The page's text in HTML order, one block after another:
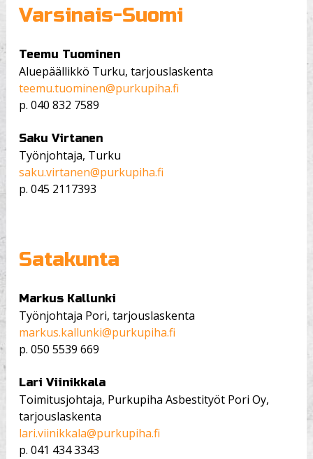
Varsinais-Suomi
Teemu Tuominen
Aluepäällikkö Turku, tarjouslaskenta
teemu.tuominen@purkupiha.fi
p.040 832 7589
Saku Virtanen
Työnjohtaja, Turku
saku.virtanen@purkupiha.fi
p.045 2117393
Satakunta
Markus Kallunki
Työnjohtaja Pori, tarjouslaskenta
markus.kallunki@purkupiha.fi
p.050 5539 669
Lari Viinikkala
Toimitusjohtaja, Purkupiha Asbestityöt Pori Oy,
tarjouslaskenta
lari.viinikkala@purkupiha.fi
p.041 434 3343